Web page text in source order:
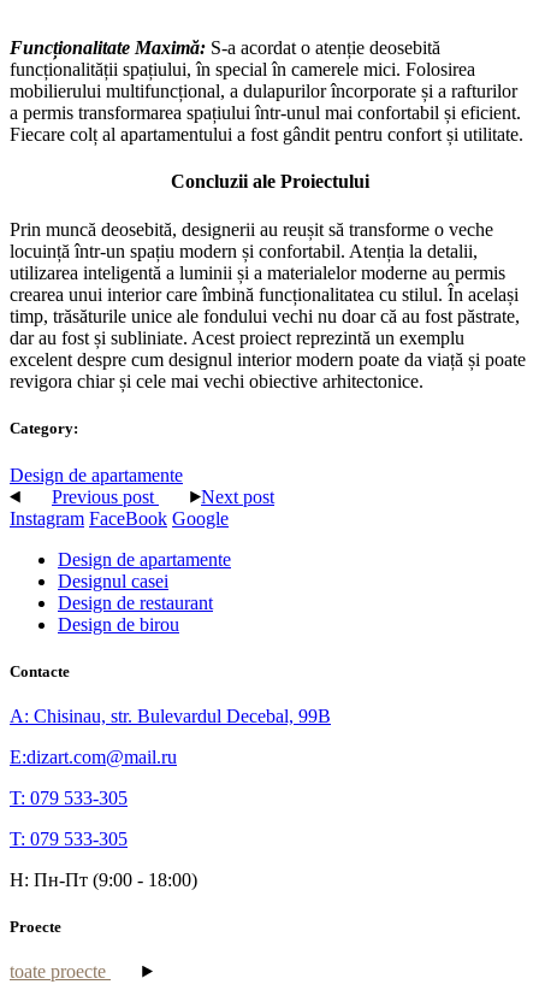
Funcționalitate Maximă: S-a acordat o atenție deosebită
funcționalității spațiului, în special în camerele mici. Folosirea
mobilierului multifuncțional, a dulapurilor încorporate și a rafturilor
a permis transformarea spațiului într-unul mai confortabil și eficient.
Fiecare colț al apartamentului a fost gândit pentru confort și utilitate.
Concluzii ale Proiectului
Prin muncă deosebită, designerii au reușit să transforme o veche
locuință într-un spațiu modern și confortabil. Atenția la detalii,
utilizarea inteligentă a luminii și a materialelor moderne au permis
crearea unui interior care îmbină funcționalitatea cu stilul. În același
timp, trăsăturile unice ale fondului vechi nu doar că au fost păstrate,
dar au fost și subliniate. Acest proiect reprezintă un exemplu
excelent despre cum designul interior modern poate da viață și poate
revigora chiar și cele mai vechi obiective arhitectonice.
Category:
Design de apartamente
Previous post
Next post
Instagram FaceBook Google
Design de apartamente
Designul casei
Design de restaurant
Design de birou
Contacte
A: Chisinau, str. Bulevardul Decebal, 99B
E:dizart.com@mail.ru
T: 079 533-305
T: 079 533-305
H: Пн-Пт (9:00 - 18:00)
Proecte
toate proecte